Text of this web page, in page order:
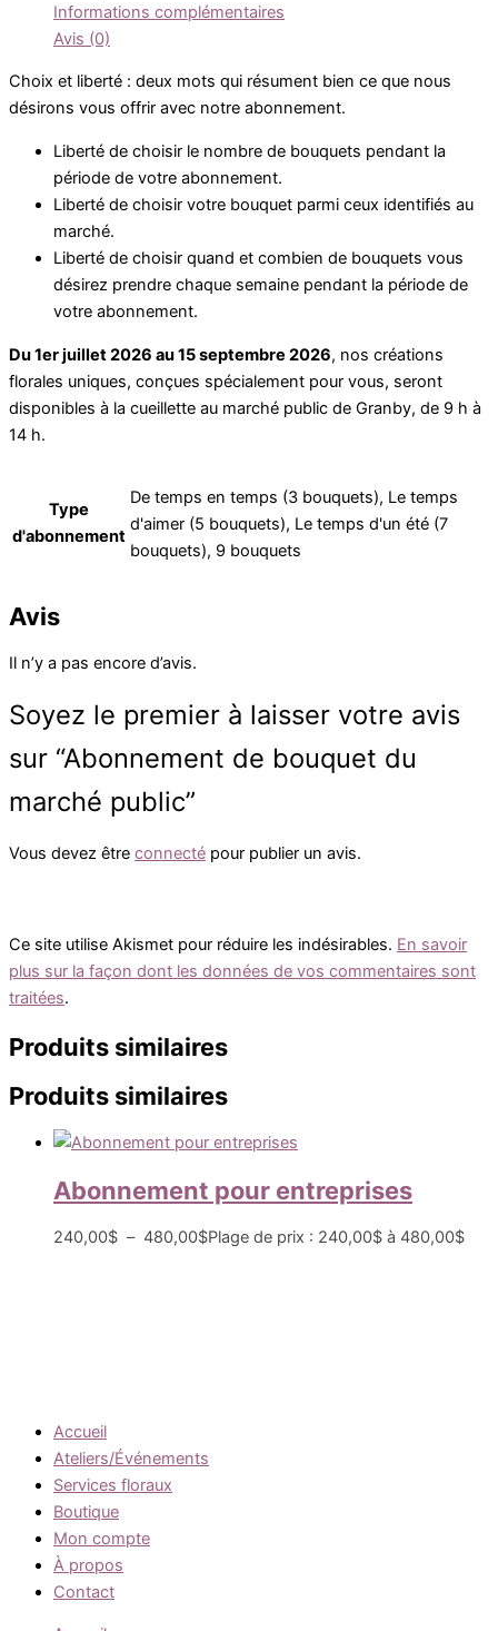
Informations complémentaires
Avis (0)
Choix et liberté : deux mots qui résument bien ce que nous
désirons vous offrir avec notre abonnement.
Liberté de choisir le nombre de bouquets pendant la
période de votre abonnement.
Liberté de choisir votre bouquet parmi ceux identifiés au
marché.
Liberté de choisir quand et combien de bouquets vous
désirez prendre chaque semaine pendant la période de
votre abonnement.
Du 1er juillet 2026 au 15 septembre 2026, nos créations
florales uniques, conçues spécialement pour vous, seront
disponibles à la cueillette au marché public de Granby, de 9 h à
14 h.
Type
d'abonnement
De temps en temps (3 bouquets), Le temps
d'aimer (5 bouquets), Le temps d'un été (7
bouquets), 9 bouquets
Avis
Il n’y a pas encore d’avis.
Soyez le premier à laisser votre avis
sur “Abonnement de bouquet du
marché public”
Vous devez être connecté pour publier un avis.
Ce site utilise Akismet pour réduire les indésirables. En savoir
plus sur la façon dont les données de vos commentaires sont
traitées.
Produits similaires
Produits similaires
Abonnement pour entreprises
240,00$ – 480,00$Plage de prix : 240,00$ à 480,00$
Accueil
Ateliers/Événements
Services floraux
Boutique
Mon compte
À propos
Contact